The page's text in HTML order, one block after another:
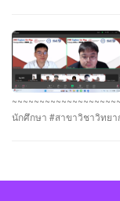
ในโครงการจำนวน 60 ที
วิศวกรรมศาสตร์ มหาวิท
Center และ บริษัท SEC
เข้าร่วม NCSA CTF
กรกฎาคม 2568 นายอาทิ
ทำคะแนนรายบุคคลสูงสุด
นักศึกษา #สาขาวิชาวิทยา
24 สถาบันการศึกษา รวม